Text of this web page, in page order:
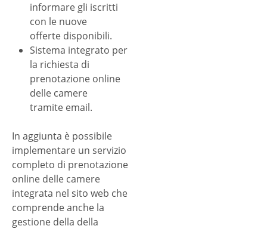
informare gli iscritti
con le nuove
offerte disponibili.
Sistema integrato per
la richiesta di
prenotazione online
delle camere
tramite email.
In aggiunta è possibile
implementare un servizio
completo di prenotazione
online delle camere
integrata nel sito web che
comprende anche la
gestione della della